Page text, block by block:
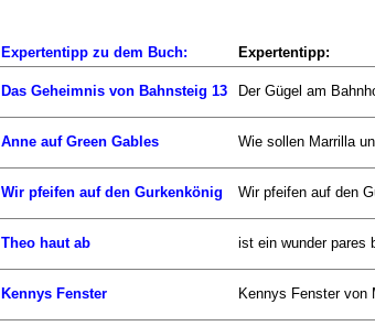
Expertentipp zu dem Buch: Expertentipp:
Das Geheimnis von Bahnsteig 13 Der Gügel am
Anne auf Green Gables Wie sollen Marrilla
Wir pfeifen auf den Gurkenkönig Wir pfeifen auf den
Theo haut ab ist ein wunder pares
Kennys Fenster Kennys Fenster von